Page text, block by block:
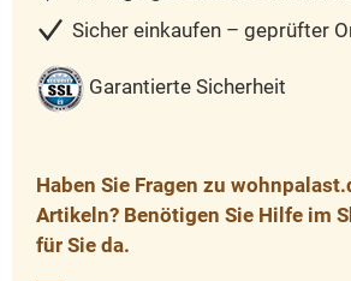
Sicher einkaufen – geprüfter
Garantierte Sicherheit
Haben Sie Fragen zu
Artikeln? Benötigen Sie Hilfe im
für Sie da.